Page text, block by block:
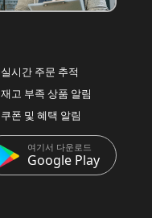
실시간 주문 추적
재고 부족 상품 알림
쿠폰 및 혜택 알림
여기서 다운로드
Google Play